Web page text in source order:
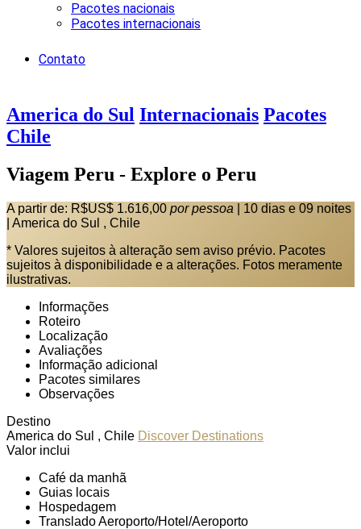
Pacotes nacionais
Pacotes internacionais
Contato
America do Sul Internacionais Pacotes
Chile
Viagem Peru - Explore o Peru
A partir de: R$US$ 1.616,00 por pessoa
10 dias e 09 noites
America do Sul , Chile
* Valores sujeitos à alteração sem aviso prévio. Pacotes
sujeitos à disponibilidade e a alterações. Fotos meramente
ilustrativas.
Informações
Roteiro
Localização
Avaliações
Informação adicional
Pacotes similares
Observações
Destino
America do Sul , Chile Discover Destinations
Valor inclui
Café da manhã
Guias locais
Hospedagem
Translado Aeroporto/Hotel/Aeroporto